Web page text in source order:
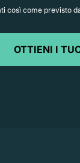
così come previsto
OTTIENI I